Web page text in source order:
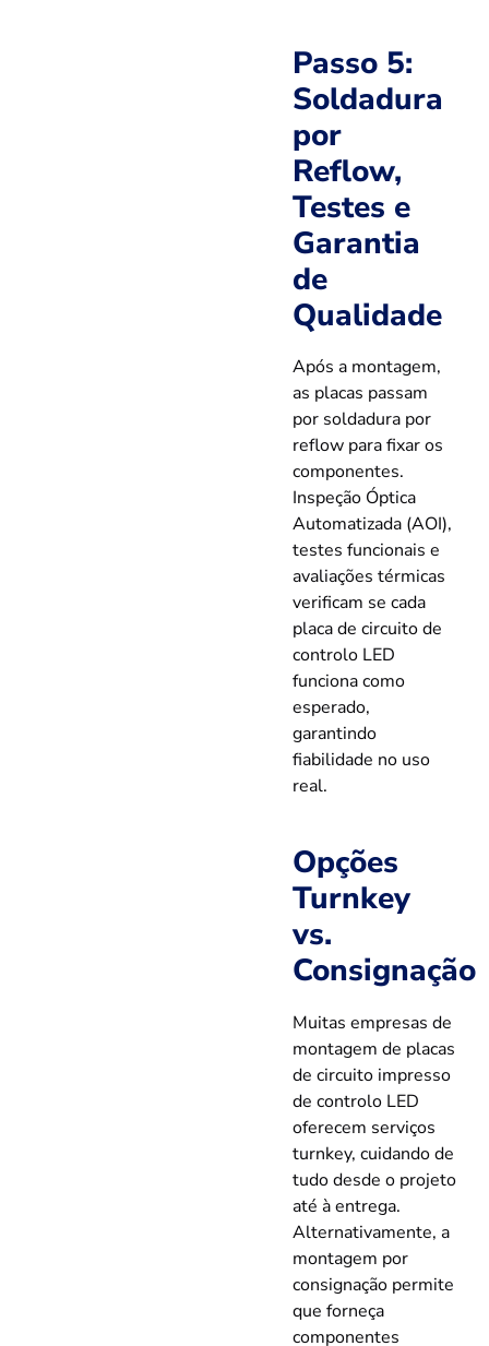
Passo 5:
Soldadura
por
Reflow,
Testes e
Garantia
de
Qualidade
Após a montagem,
as placas passam
por soldadura por
reflow para fixar os
componentes.
Inspeção Óptica
Automatizada (AOI),
testes funcionais e
avaliações térmicas
verificam se cada
placa de circuito de
controlo LED
funciona como
esperado,
garantindo
fiabilidade no uso
real.
Opções
Turnkey
vs.
Consignação
Muitas empresas de
montagem de placas
de circuito impresso
de controlo LED
oferecem serviços
turnkey, cuidando de
tudo desde o projeto
até à entrega.
Alternativamente, a
montagem por
consignação permite
que forneça
componentes